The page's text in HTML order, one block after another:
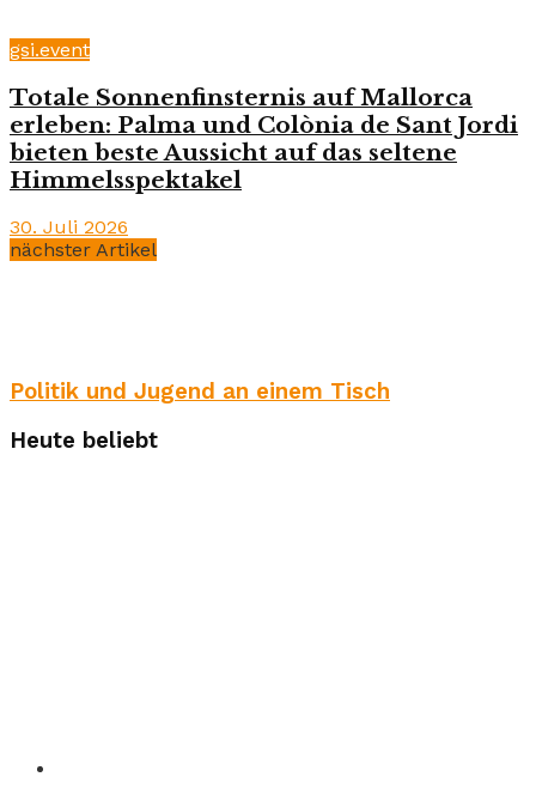
gsi.event
Totale Sonnenfinsternis auf Mallorca
erleben: Palma und Colònia de Sant Jordi
bieten beste Aussicht auf das seltene
Himmelsspektakel
30. Juli 2026
nächster Artikel
Politik und Jugend an einem Tisch
Heute beliebt